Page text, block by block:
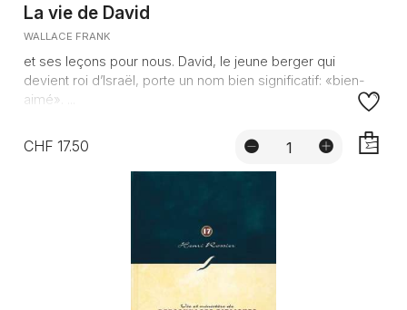
La vie de David
WALLACE FRANK
et ses leçons pour nous. David, le jeune berger qui
devient roi d’Israël, porte un nom bien significatif: «bien-
aimé». ...
CHF 17.50